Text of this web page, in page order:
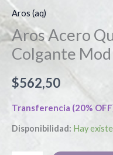
Aros (aq)
Aros Acero
Colgante
$562,50
Transferencia (20%
Disponibilidad: Hay